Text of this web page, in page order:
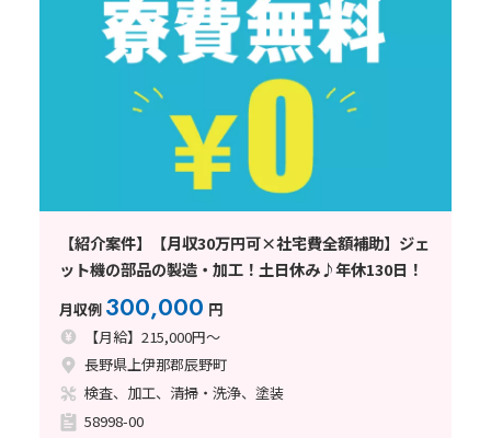
【紹介案件】【月収30万円可×社宅費全額補助】ジェ
ット機の部品の製造・加工！土日休み♪年休130日！
月収例 300,000 円
【月給】215,000円～
長野県上伊那郡辰野町
検査、加工、清掃・洗浄、塗装
58998-00